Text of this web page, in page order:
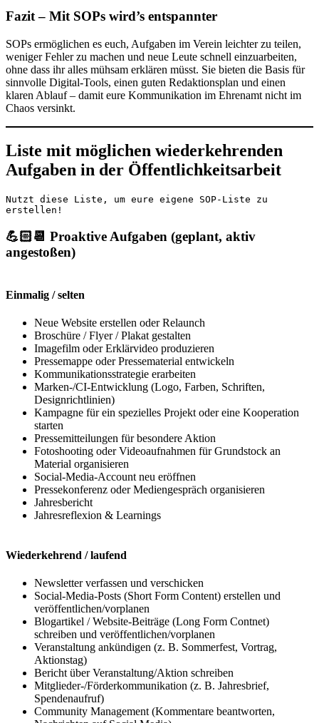
Fazit – Mit SOPs wird’s entspannter
SOPs ermöglichen es euch, Aufgaben im Verein leichter zu teilen,
weniger Fehler zu machen und neue Leute schnell einzuarbeiten,
ohne dass ihr alles mühsam erklären müsst. Sie bieten die Basis für
sinnvolle Digital-Tools, einen guten Redaktionsplan und einen
klaren Ablauf – damit eure Kommunikation im Ehrenamt nicht im
Chaos versinkt.
Liste mit möglichen wiederkehrenden
Aufgaben in der Öffentlichkeitsarbeit
Nutzt diese Liste, um eure eigene SOP-Liste zu
erstellen!
💪🏻📆 Proaktive Aufgaben (geplant, aktiv
angestoßen)
Einmalig / selten
Neue Website erstellen oder Relaunch
Broschüre / Flyer / Plakat gestalten
Imagefilm oder Erklärvideo produzieren
Pressemappe oder Pressematerial entwickeln
Kommunikationsstrategie erarbeiten
Marken-/CI-Entwicklung (Logo, Farben, Schriften,
Designrichtlinien)
Kampagne für ein spezielles Projekt oder eine Kooperation
starten
Pressemitteilungen für besondere Aktion
Fotoshooting oder Videoaufnahmen für Grundstock an
Material organisieren
Social-Media-Account neu eröffnen
Pressekonferenz oder Mediengespräch organisieren
Jahresbericht
Jahresreflexion & Learnings
Wiederkehrend / laufend
Newsletter verfassen und verschicken
Social-Media-Posts (Short Form Content) erstellen und
veröffentlichen/vorplanen
Blogartikel / Website-Beiträge (Long Form Contnet)
schreiben und veröffentlichen/vorplanen
Veranstaltung ankündigen (z. B. Sommerfest, Vortrag,
Aktionstag)
Bericht über Veranstaltung/Aktion schreiben
Mitglieder-/Förderkommunikation (z. B. Jahresbrief,
Spendenaufruf)
Community Management (Kommentare beantworten,